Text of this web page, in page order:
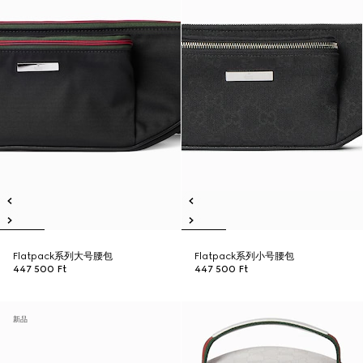
Flatpack系列大号腰包
447 500 Ft
Flatpack系列小号腰包
447 500 Ft
新品